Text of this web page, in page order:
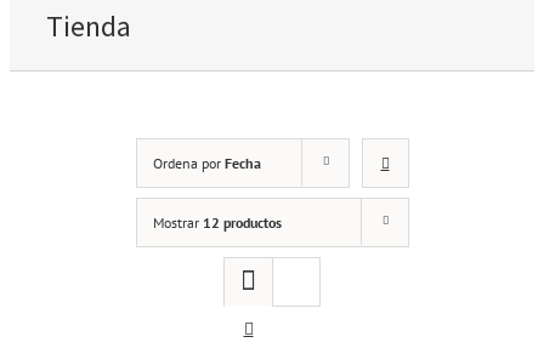
Tienda
Ordena por Fecha
Mostrar 12 productos